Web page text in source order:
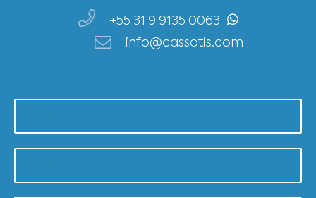
+55 31 9 9135 0063
info@cassotis.com